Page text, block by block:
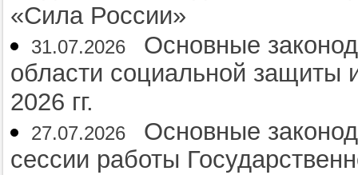
«Сила России»
31.07.2026 Основные
области социальной защиты
2026 гг.
27.07.2026 Основные
сессии работы